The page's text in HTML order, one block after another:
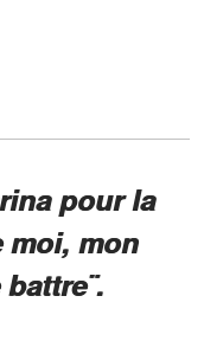
pour la
moi, mon